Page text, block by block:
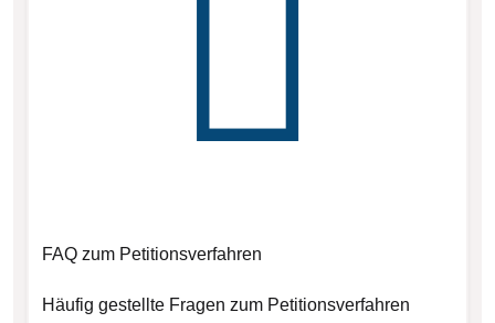
FAQ zum Petitionsverfahren
Häufig gestellte Fragen zum Petitionsverfahren